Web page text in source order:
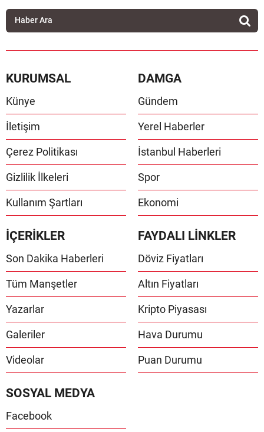
KURUMSAL
Künye
İletişim
Çerez Politikası
Gizlilik İlkeleri
Kullanım Şartları
DAMGA
Gündem
Yerel Haberler
İstanbul Haberleri
Spor
Ekonomi
İÇERİKLER
Son Dakika Haberleri
Tüm Manşetler
Yazarlar
Galeriler
Videolar
FAYDALI LİNKLER
Döviz Fiyatları
Altın Fiyatları
Kripto Piyasası
Hava Durumu
Puan Durumu
SOSYAL MEDYA
Facebook